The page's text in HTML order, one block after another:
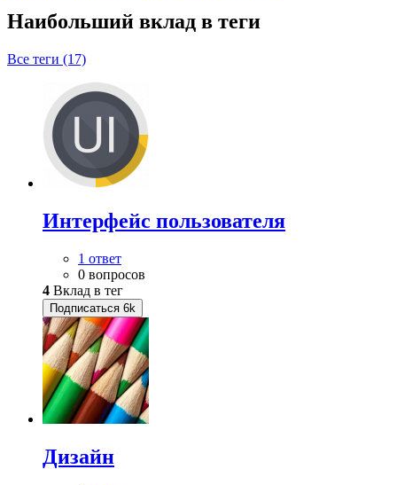
Наибольший вклад в теги
Все теги (17)
Интерфейс пользователя
1 ответ
0 вопросов
4 Вклад в тег
Подписаться 6k
Дизайн